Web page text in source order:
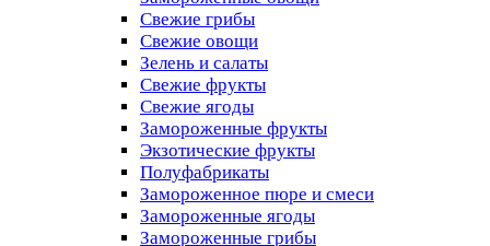
Свежие грибы
Свежие овощи
Зелень и салаты
Свежие фрукты
Свежие ягоды
Замороженные фрукты
Экзотические фрукты
Полуфабрикаты
Замороженное пюре и смеси
Замороженные ягоды
Замороженные грибы